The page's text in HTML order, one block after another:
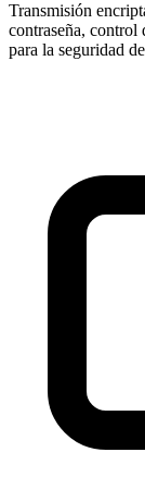
Transmisión
contraseña,
para la seguridad